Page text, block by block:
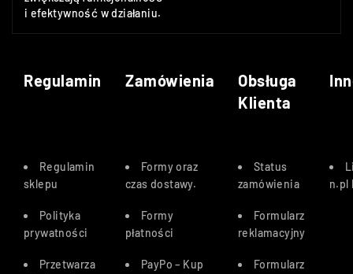
i efektywność w działaniu.
Regulamin Zamówienia
Obsługa
Klienta
Regulamin
sklepu
Polityka
prywatności
Przetwarza
Formy oraz
czas dostawy.
Formy
płatności
PayPo – Kup
Status
zamówienia
Formularz
reklamacyjny
Formularz
n.pl